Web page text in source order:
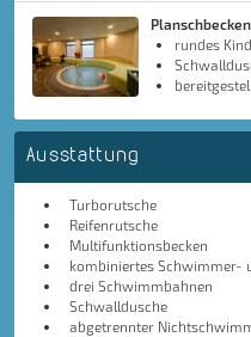
Planschbecken
rundes
Ausstattung
Turborutsche
Reifenrutsche
Multifunktionsbecken
kombiniertes Schwimmer-
drei Schwimmbahnen
Schwalldusche
abgetrennter